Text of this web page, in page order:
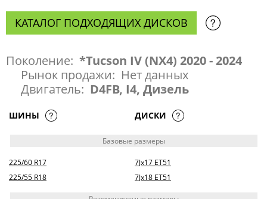
КАТАЛОГ ПОДХОДЯЩИХ ДИСКОВ
Поколение: *Tucson IV (NX4) 2020 - 2024
Рынок продажи: Нет данных
Двигатель: D4FB, I4, Дизель
ШИНЫ ДИСКИ
Базовые размеры
225/60 R17
7Jx17 ET51
225/55 R18
7Jx18 ET51